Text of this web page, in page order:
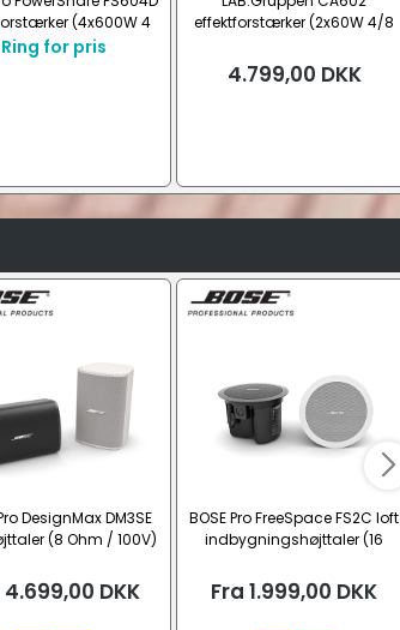
(4x600W 4
Ohm/100V)
Ring for pris
effektforstærker (2x60W 4/8
4.799,00 DKK
DesignMax DM3SE
(8 Ohm / 100V)
4.699,00 DKK
BOSE Pro FreeSpace FS2C loft
indbygningshøjttaler (16
Fra 1.999,00 DKK